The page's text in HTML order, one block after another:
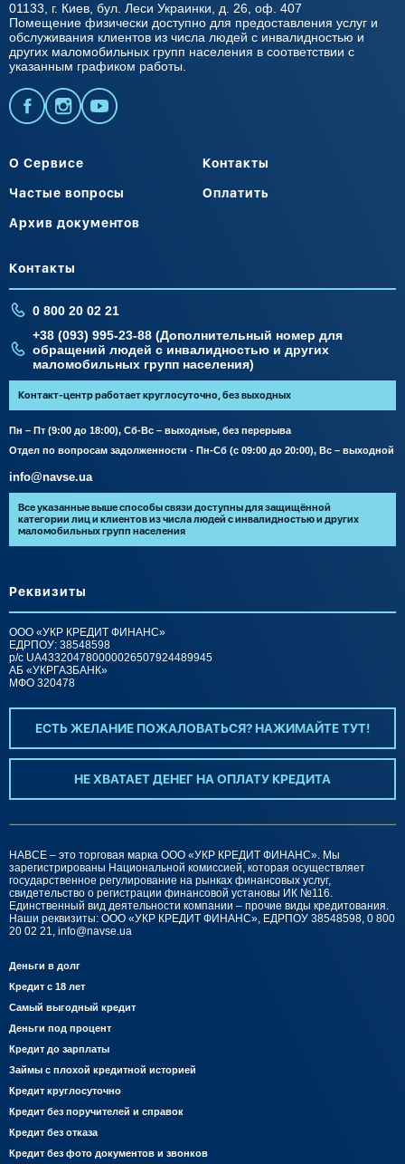
01133, г. Киев, бул. Леси Украинки, д. 26, оф. 407
Помещение физически доступно для предоставления услуг и
обслуживания клиентов из числа людей с инвалидностью и
других маломобильных групп населения в соответствии с
указанным графиком работы.
О Сервисе Контакты
Частые вопросы Оплатить
Архив документов
Контакты
0 800 20 02 21
+38 (093) 995-23-88 (Дополнительный номер для
обращений людей с инвалидностью и других
маломобильных групп населения)
Контакт-центр работает круглосуточно, без выходных
Пн – Пт (9:00 до 18:00), Сб-Вс – выходные, без перерыва
Отдел по вопросам задолженности - Пн-Сб (с 09:00 до 20:00), Вс – выходной
info@navse.ua
Все указанные выше способы связи доступны для защищённой
категории лиц и клиентов из числа людей с инвалидностью и других
маломобильных групп населения
Реквизиты
ООО «УКР КРЕДИТ ФИНАНС»
ЕДРПОУ: 38548598
р/c UA433204780000026507924489945
АБ «УКРГАЗБАНК»
МФО 320478
ЕСТЬ ЖЕЛАНИЕ ПОЖАЛОВАТЬСЯ? НАЖИМАЙТЕ ТУТ!
НЕ ХВАТАЕТ ДЕНЕГ НА ОПЛАТУ КРЕДИТА
НАВСЕ – это торговая марка ООО «УКР КРЕДИТ ФИНАНС». Мы
зарегистрированы Национальной комиссией, которая осуществляет
государственное регулирование на рынках финансовых услуг,
свидетельство о регистрации финансовой установы ИК №116.
Единственный вид деятельности компании – прочие виды кредитования.
Наши реквизиты: ООО «УКР КРЕДИТ ФИНАНС», ЕДРПОУ 38548598, 0 800
20 02 21, info@navse.ua
Деньги в долг
Кредит с 18 лет
Самый выгодный кредит
Деньги под процент
Кредит до зарплаты
Займы с плохой кредитной историей
Кредит круглосуточно
Кредит без поручителей и справок
Кредит без отказа
Кредит без фото документов и звонков